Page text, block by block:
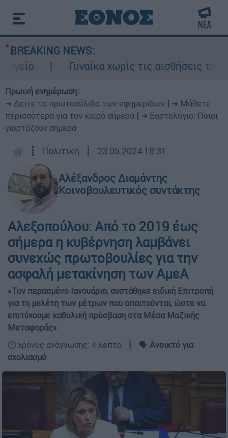
BREAKING NEWS:
Γυναίκα χωρίς τις αισθήσεις της
Πρωινή ενημέρωση:
➔ Δείτε τα πρωτοσέλιδα των εφημερίδων
➔ Μάθετε
περισσότερα για τον καιρό σήμερα
➔ Εορτολόγιο: Ποιοι
γιορτάζουν σήμερα
┋ Πολιτική ┋ 23.05.2024 18:31
Αλέξανδρος Διαμάντης
Κοινοβουλευτικός συντάκτης
Αλεξοπούλου: Από το 2019 έως
σήμερα η κυβέρνηση λαμβάνει
συνεχώς πρωτοβουλίες για την
ασφαλή μετακίνηση των ΑμεΑ
«Τον περασμένο Ιανουάριο, συστάθηκε ειδική Επιτροπή
για τη μελέτη των μέτρων που απαιτούνται, ώστε να
επιτύχουμε καθολική πρόσβαση στα Μέσα Μαζικής
Μεταφοράς»
🕛 χρόνος ανάγνωσης: 4 λεπτά ┋ 🗣️ Ανοικτό για
σχολιασμό